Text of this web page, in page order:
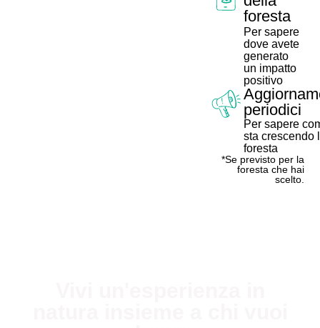
foresta
Per sapere
dove avete
generato
un impatto
positivo
periodici
Per sapere
sta crescendo
foresta
*Se previsto per la
foresta che hai
scelto.